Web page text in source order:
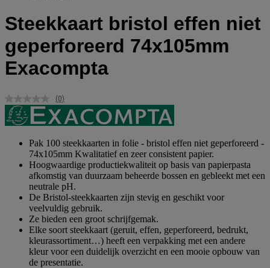
Steekkaart bristol effen niet
geperforeerd 74x105mm
Exacompta
Geen
scorewaarde.
Dezelfde
(0)
Pak 100 steekkaarten in folie - bristol effen niet geperforeerd -
74x105mm Kwalitatief en zeer consistent papier.
Hoogwaardige productiekwaliteit op basis van papierpasta
afkomstig van duurzaam beheerde bossen en gebleekt met een
neutrale pH.
De Bristol-steekkaarten zijn stevig en geschikt voor
veelvuldig gebruik.
Ze bieden een groot schrijfgemak.
Elke soort steekkaart (geruit, effen, geperforeerd, bedrukt,
kleurassortiment…) heeft een verpakking met een andere
kleur voor een duidelijk overzicht en een mooie opbouw van
de presentatie.